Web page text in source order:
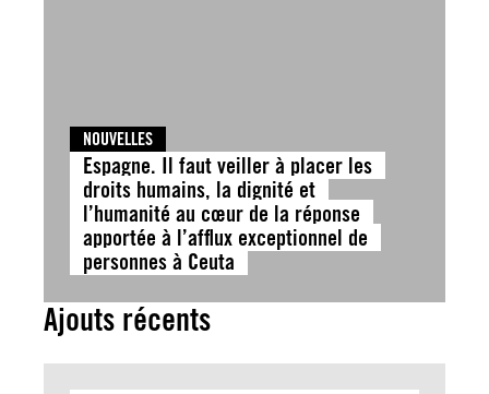
NOUVELLES
Espagne. Il faut veiller à placer les
droits humains, la dignité et
l’humanité au cœur de la réponse
apportée à l’afflux exceptionnel de
personnes à Ceuta
Ajouts récents